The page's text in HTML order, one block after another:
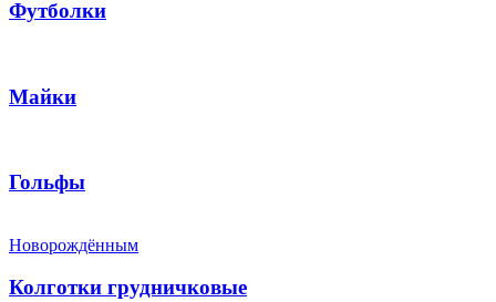
Футболки
Майки
Гольфы
Новорождённым
Колготки грудничковые